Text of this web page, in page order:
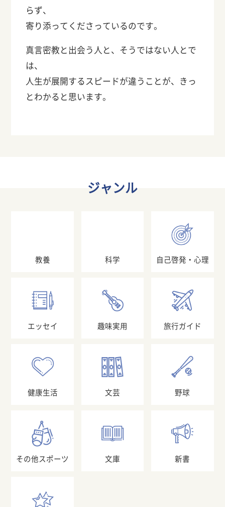
ジャンル
教養 科学 自己啓発・心理
エッセイ 趣味実用 旅行ガイド
健康生活 文芸 野球
その他スポーツ 文庫 新書
らず、
寄り添ってくださっているのです。
真言密教と出会う人と、そうではない人とで
は、
人生が展開するスピードが違うことが、きっ
とわかると思います。